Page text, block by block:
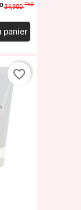
Prix
base
34,900TND
panier
favorite_border